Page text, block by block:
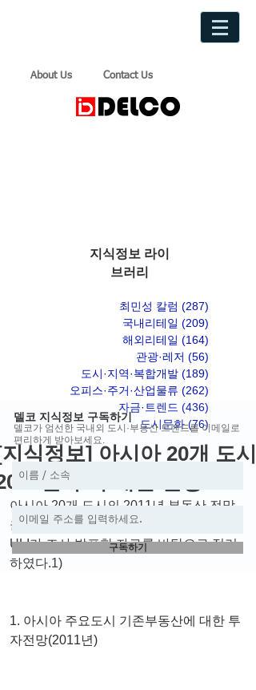
About Us Contact Us
지식정보 라이
브러리
최민성 칼럼 (287)
국내리테일 (209)
해외리테일 (164)
관광·레저 (56)
도시·지역·복합개발 (189)
오피스·주거·산업물류 (262)
자금·트렌드 (436)
도시문화 (76)게시물 76
식정보] 아시아 20개 도시
년 투자/개발 전망
아시아 20개 도시의 2011년 부동산 전망
을 전체적으로 정리하였다. 관련된 자료는
ULI가 조사 발표한 자료를 바탕으로 정리
하였다.1)
1. 아시아 주요도시 기존부동산에 대한 투
자전망(2011년)
델코 지식정보 구독하기
델코가 엄선한 국내외 도시·부동산 트렌드를 이메일로
편리하게 받아보세요.
구독하기